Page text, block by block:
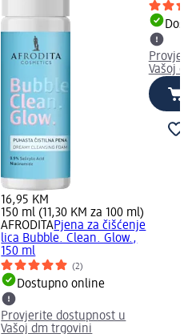
16,95 KM
150 ml (11,30 KM za 100 ml)
AFRODITAPjena za čišćenje
lica Bubble. Clean. Glow.,
150 ml
(2)
Dostupno online
Provjerite dostupnost u
Vašoj dm trgovini
Vašoj